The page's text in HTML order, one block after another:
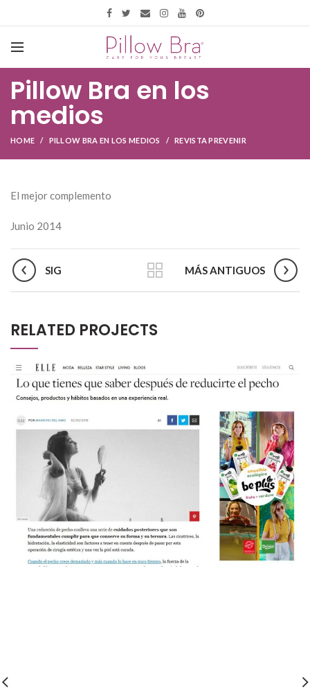
Pillow Bra en los
medios
HOME PILLOW BRA EN LOS MEDIOS REVISTA PREVENIR
El mejor complemento
Junio 2014
SIG MÁS ANTIGUOS
RELATED PROJECTS